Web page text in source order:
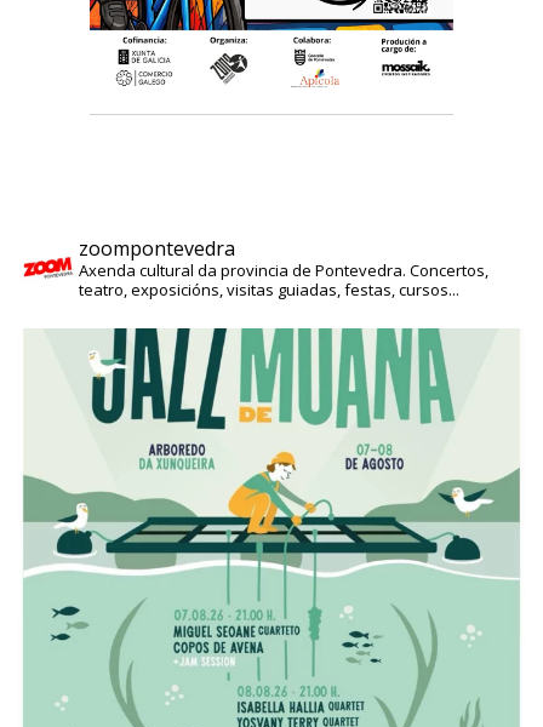
zoompontevedra
Axenda cultural da provincia de Pontevedra. Concertos,
teatro, exposicións, visitas guiadas, festas, cursos...